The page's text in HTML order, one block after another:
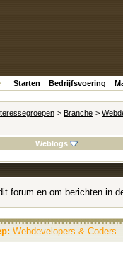
Starten Bedrijfsvoering
> Branche >
Weblogs
forum en om berichten in
Webdevelopers & Coders